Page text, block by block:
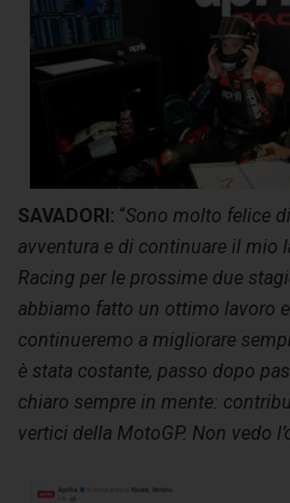
SAVADORI: “Sono molto felice
avventura e di continuare il mio
Racing per le prossime due
abbiamo fatto un ottimo lavoro
continueremo a migliorare
è stata costante, passo dopo
chiaro sempre in mente:
vertici della MotoGP. Non vedo